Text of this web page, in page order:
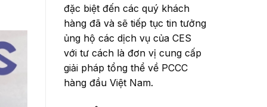
đặc biệt đến các quý khách
hàng đã và sẽ tiếp tục tin tưởng
ủng hộ các dịch vụ của CES
với tư cách là đơn vị cung cấp
giải pháp tổng thể về PCCC
hàng đầu Việt Nam.